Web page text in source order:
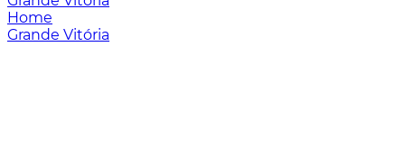
Home
Grande Vitória